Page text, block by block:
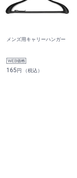
メンズ用キャリーハンガー
165円 （税込）